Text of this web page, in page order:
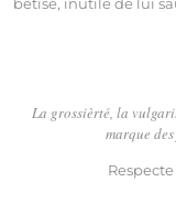
La grossièrté, la
marque